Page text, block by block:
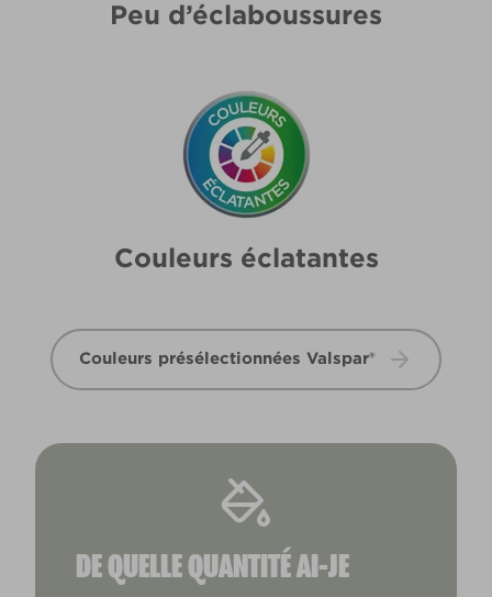
Peu d’éclaboussures
Couleurs éclatantes
Couleurs présélectionnées Valspar®
DE QUELLE QUANTITÉ AI-JE